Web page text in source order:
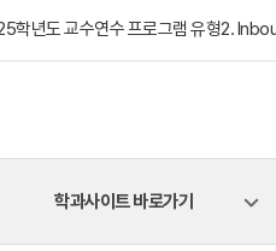
학년도 교수연수 프로그램 유형2.
학과사이트 바로가기